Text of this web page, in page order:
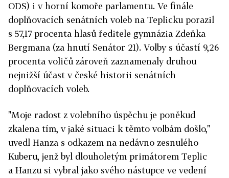
ODS) i v horní komoře parlamentu. Ve finále
doplňovacích senátních voleb na Teplicku porazil
s 57,17 procenta hlasů ředitele gymnázia Zdeňka
Bergmana (za hnutí Senátor 21). Volby s účastí 9,26
procenta voličů zároveň zaznamenaly druhou
nejnižší účast v české historii senátních
doplňovacích voleb.
"Moje radost z volebního úspěchu je poněkud
zkalena tím, v jaké situaci k těmto volbám došlo,"
uvedl Hanza s odkazem na nedávno zesnulého
Kuberu, jenž byl dlouholetým primátorem Teplic
a Hanzu si vybral jako svého nástupce ve vedení